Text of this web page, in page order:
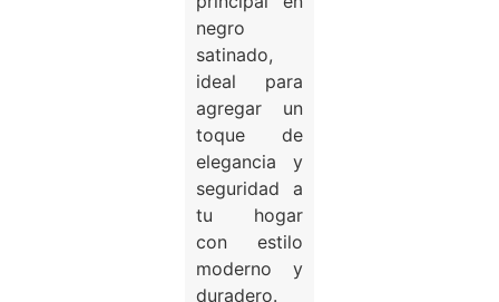
negro
satinado,
ideal para
agregar un
toque de
elegancia y
seguridad a
tu hogar
con estilo
moderno y
duradero.